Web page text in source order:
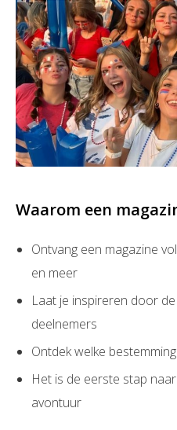
Waarom een
Ontvang een magazine
en meer
Laat je inspireren door
deelnemers
Ontdek welke
Het is de eerste stap
avontuur